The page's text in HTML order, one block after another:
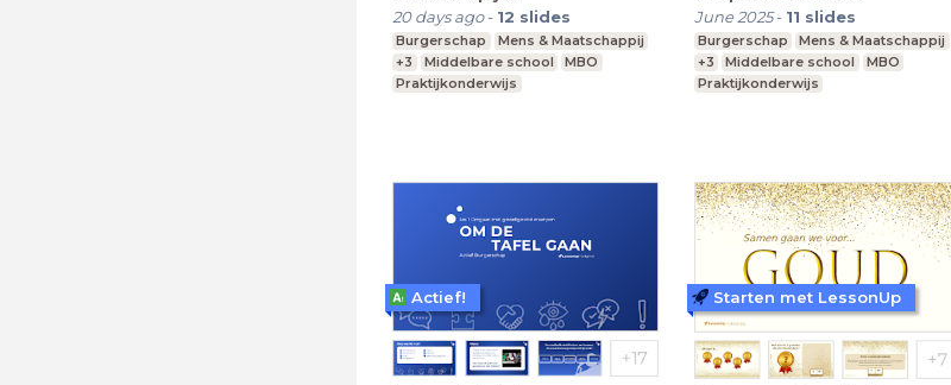
20 days ago- 12 slides
Burgerschap
Mens & Maatschappij
+3
Middelbare school
MBO
Praktijkonderwijs
June 2025- 11 slides
Burgerschap
Mens & Maatschappij
+3
Middelbare school
MBO
Praktijkonderwijs
Actief! Starten met LessonUp